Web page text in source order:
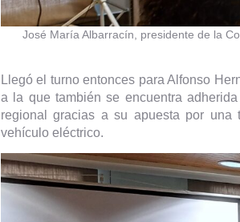
José María Albarracín, presidente de la
Llegó el turno entonces para Alfonso
a la que también se encuentra
regional gracias a su apuesta por una
vehículo eléctrico.